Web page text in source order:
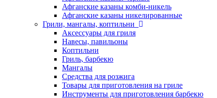
Афганские казаны комби-никель
Афганские казаны никелированные
Грили, мангалы, коптильни
Аксессуары для гриля
Навесы, павильоны
Коптильни
Гриль, барбекю
Мангалы
Средства для розжига
Товары для приготовления на гриле
Инструменты для приготовления барбекю